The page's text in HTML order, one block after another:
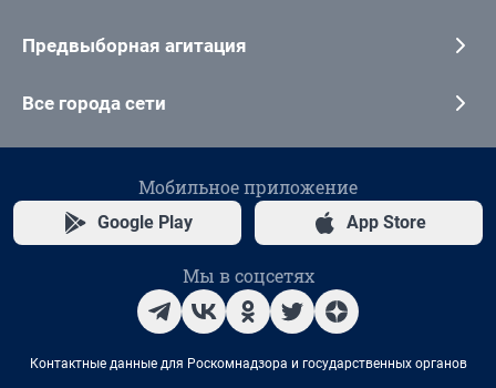
Предвыборная агитация
Все города сети
Мобильное приложение
Google Play App Store
Мы в соцсетях
Контактные данные для Роскомнадзора и государственных органов